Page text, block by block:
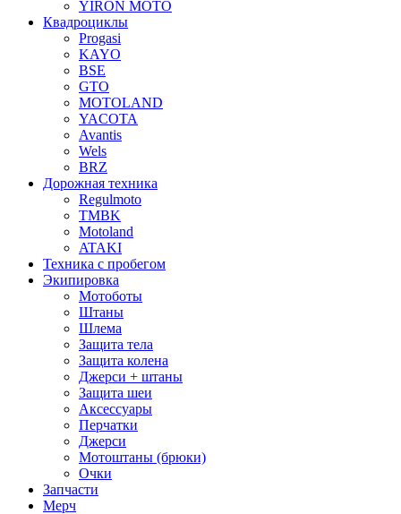
YIRON MOTO
Квадроциклы
Progasi
KAYO
BSE
GTO
MOTOLAND
YACOTA
Avantis
Wels
BRZ
Дорожная техника
Regulmoto
TMBK
Motoland
ATAKI
Техника с пробегом
Экипировка
Мотоботы
Штаны
Шлема
Защита тела
Защита колена
Джерси + штаны
Защита шеи
Аксессуары
Перчатки
Джерси
Мотоштаны (брюки)
Очки
Запчасти
Мерч